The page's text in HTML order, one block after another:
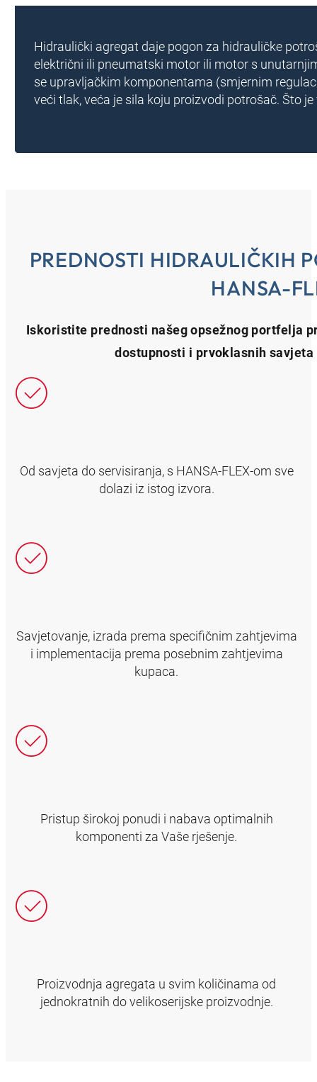
Hidraulički agregat daje pogon za hidrauličke
električni ili pneumatski motor ili motor s
se upravljačkim komponentama (smjernim
veći tlak, veća je sila koju proizvodi potrošač. Što
PREDNOSTI HIDRAULIČKIH
HANSA-
Iskoristite prednosti našeg opsežnog portfelja
dostupnosti i prvoklasnih
Od savjeta do servisiranja, s HANSA‑FLEX-om sve
dolazi iz istog izvora.
Savjetovanje, izrada prema specifičnim zahtjevima
i implementacija prema posebnim zahtjevima
kupaca.
Pristup širokoj ponudi i nabava optimalnih
komponenti za Vaše rješenje.
Proizvodnja agregata u svim količinama od
jednokratnih do velikoserijske proizvodnje.